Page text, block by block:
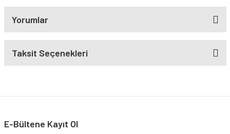
Yorumlar
Taksit Seçenekleri
E-Bültene Kayıt Ol